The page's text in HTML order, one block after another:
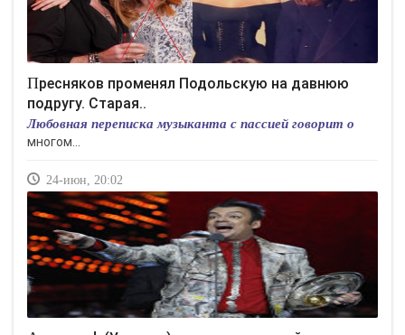
Пресняков променял Подольскую на давнюю
подругу. Старая..
Любовная переписка музыканта с пассией говорит о
многом...
24-июн, 20:02